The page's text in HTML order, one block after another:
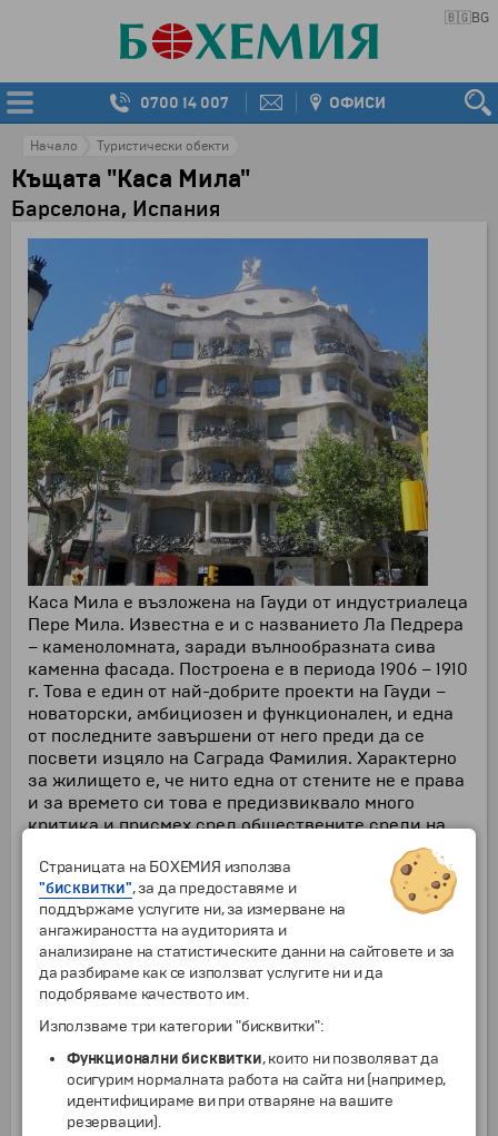
🇧🇬BG
0700 14 007 ОФИСИ
Начало Туристически обекти
Къщата "Каса Мила"
Барселона, Испания
Каса Мила е възложена на Гауди от индустриалеца
Пере Мила. Известна е и с названието Ла Педрера
– каменоломната, заради вълнообразната сива
каменна фасада. Построена е в периода 1906 – 1910
г. Това е един от най-добрите проекти на Гауди –
новаторски, амбициозен и функционален, и една
от последните завършени от него преди да се
посвети изцяло на Саграда Фамилия. Характерно
за жилището е, че нито една от стените не е права
и за времето си това е предизвиквало много
критика и присмех сред обществените среди на
Барелона. Забележителна е вълнистата фасада на
сградата, допълвана от грижливо оформените
железни балкони, всеки от които е различен от
останалите. Една от най-големите атракции е
необичайно големия брой комини по покрива на
къщата, които местните определяли като
“танцуващи зли вещици”. В продължение на
десетилетия, тази изключителна сграда беше
оставена на произвола на съдбата, докато през
1984 г. ЮНЕСКО я обяви за част от Световното
културно наследство. През 1986 г. къщата става
притежание на Caixa de Catalunya – най-голямата
банка в тази част на Испания. След 10 години на
Страницата на БОХЕМИЯ използва
"бисквитки", за да предоставяме и
поддържаме услугите ни, за измерване на
ангажираността на аудиторията и
анализиране на статистическите данни на сайтовете и за
да разбираме как се използват услугите ни и да
подобряваме качеството им.
Използваме три категории "бисквитки":
Функционални бисквитки, които ни позволяват да
осигурим нормалната работа на сайта ни (например,
идентифицираме ви при отваряне на вашите
резервации).